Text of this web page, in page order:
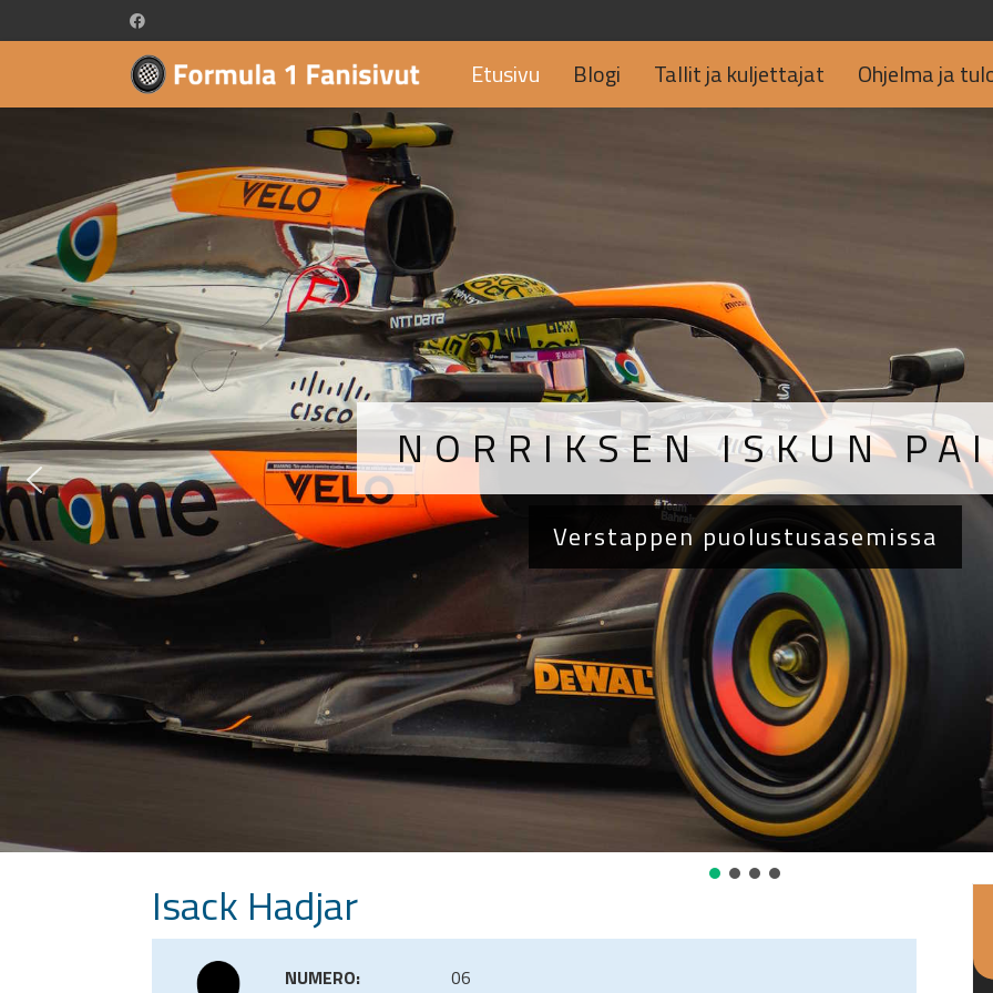
Etusivu Blogi Tallit ja kuljettajat Ohjelma ja
NORRIKSEN ISKUN
Verstappen puolustusasemissa
Isack Hadjar
NUMERO: 06